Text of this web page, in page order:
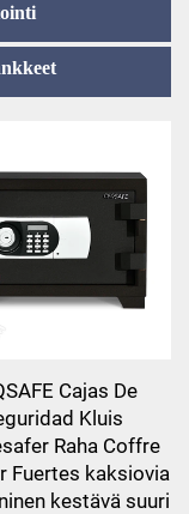
Cajas De
Kluis
Raha Coffre
Fuertes kaksiovia
kestävä suuri